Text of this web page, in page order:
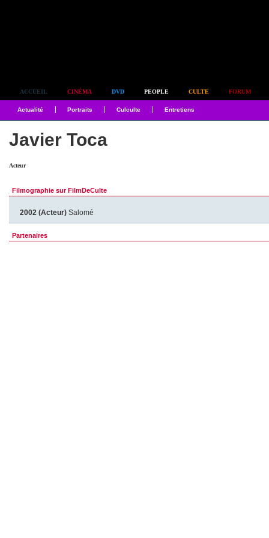
ACCUEIL CINÉMA DVD PEOPLE CULTE FORUM
Actualité Portraits Culculte Entretiens
Javier Toca
Acteur
Filmographie sur FilmDeCulte
2002 (Acteur) Salomé
Partenaires